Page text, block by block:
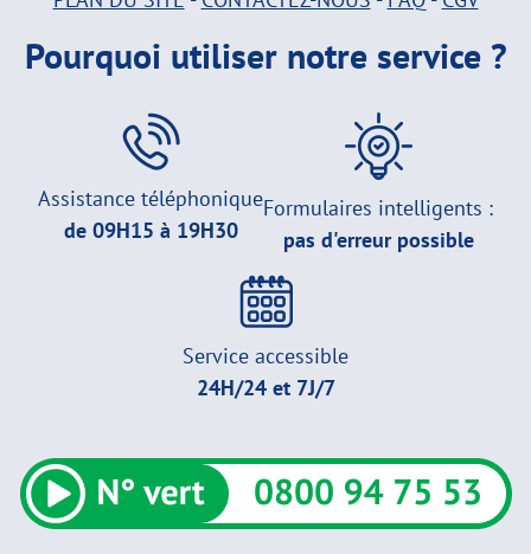
Pourquoi utiliser notre service ?
Assistance téléphonique
de 09H15 à 19H30
Formulaires intelligents :
pas d'erreur possible
Service accessible
24H/24 et 7J/7